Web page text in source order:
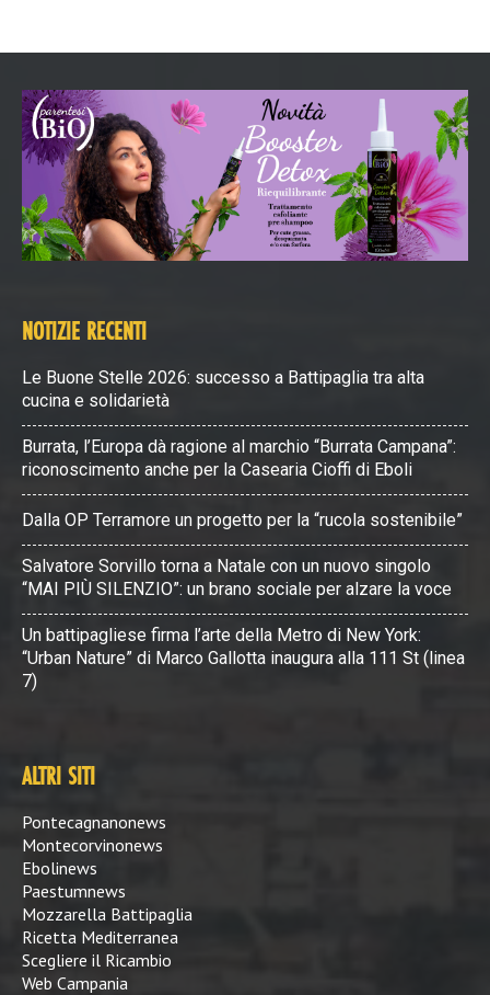
NOTIZIE RECENTI
Le Buone Stelle 2026: successo a Battipaglia tra alta
cucina e solidarietà
Burrata, l’Europa dà ragione al marchio “Burrata Campana”:
riconoscimento anche per la Casearia Cioffi di Eboli
Dalla OP Terramore un progetto per la “rucola sostenibile”
Salvatore Sorvillo torna a Natale con un nuovo singolo
“MAI PIÙ SILENZIO”: un brano sociale per alzare la voce
Un battipagliese firma l’arte della Metro di New York:
“Urban Nature” di Marco Gallotta inaugura alla 111 St (linea
7)
ALTRI SITI
Pontecagnanonews
Montecorvinonews
Ebolinews
Paestumnews
Mozzarella Battipaglia
Ricetta Mediterranea
Scegliere il Ricambio
Web Campania